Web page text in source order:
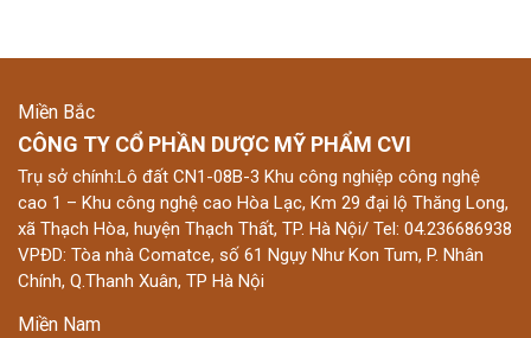
Miền Bắc
CÔNG TY CỔ PHẦN DƯỢC MỸ PHẨM CVI
Trụ sở chính:Lô đất CN1-08B-3 Khu công nghiệp công nghệ
cao 1 – Khu công nghệ cao Hòa Lạc, Km 29 đại lộ Thăng Long,
xã Thạch Hòa, huyện Thạch Thất, TP. Hà Nội/ Tel: 04.236686938
VPĐD: Tòa nhà Comatce, số 61 Ngụy Như Kon Tum, P. Nhân
Chính, Q.Thanh Xuân, TP Hà Nội
Miền Nam